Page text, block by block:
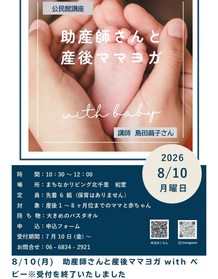
8/10(月) 助産師さんと産後ママヨガ with ベ
ビー※受付を終了いたしました